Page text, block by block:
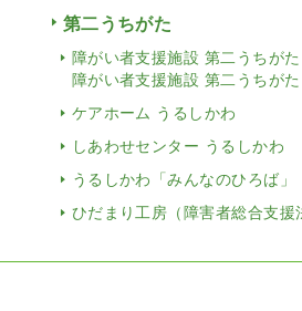
第二うちがた
障がい者支援施設 第二うちがた
障がい者支援施設 第二うちが
ケアホーム うるしかわ
しあわせセンター うるしかわ
うるしかわ「みんなのひろば」
ひだまり工房（障害者総合支援